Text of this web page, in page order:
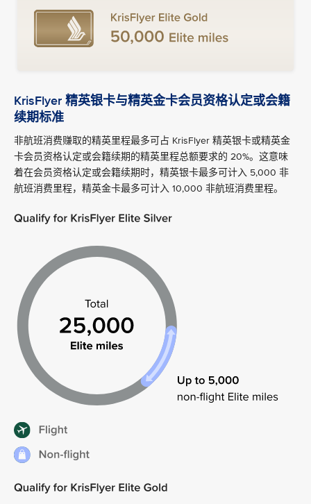
KrisFlyer 精英银卡与精英金卡会员资格认定或会籍
续期标准
非航班消费赚取的精英里程最多可占 KrisFlyer 精英银卡或精英金
卡会员资格认定或会籍续期的精英里程总额要求的 20%。这意味
着在会员资格认定或会籍续期时，精英银卡最多可计入 5,000 非
航班消费里程，精英金卡最多可计入 10,000 非航班消费里程。